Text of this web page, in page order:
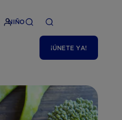
¡ÚNETE YA!
NIÑO